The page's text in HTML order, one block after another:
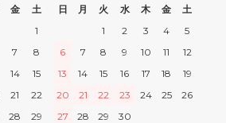
金
土
1
7
8
14
15
21
22
28
29
日
月 火 水 木 金
土
1
2 3 4
5
6
7 8 9 10 11
12
13
14 15 16 17 18
19
20
21 22 23 24 25
26
27
28 29 30